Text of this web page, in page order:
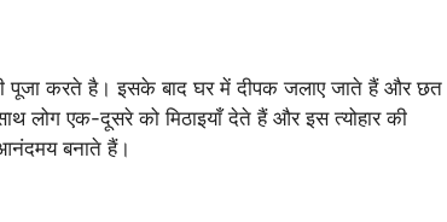
पूजा करते है। इसके बाद घर में दीपक जलाए जाते हैं और छत
लोग एक-दूसरे को मिठाइयाँ देते हैं और इस त्योहार की
बनाते हैं।